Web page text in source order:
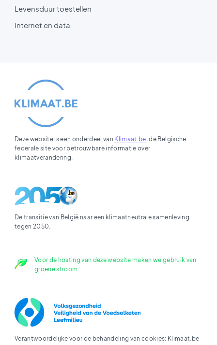
Levensduur toestellen
Internet en data
Deze website is een onderdeel van Klimaat.be , de Belgische
federale site voor betrouwbare informatie over
klimaatverandering.
De transitie van België naar een klimaatneutrale samenleving
tegen 2050.
Voor de hosting van deze website maken we gebruik van
groene stroom.
Verantwoordelijke voor de behandeling van cookies: Klimaat.be